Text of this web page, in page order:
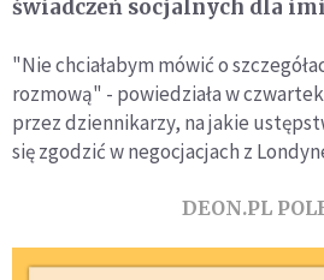
świadczeń socjalnych dla
"Nie chciałabym mówić o
rozmową" - powiedziała w
przez dziennikarzy, na jakie
się zgodzić w negocjacjach z
DEON.PL